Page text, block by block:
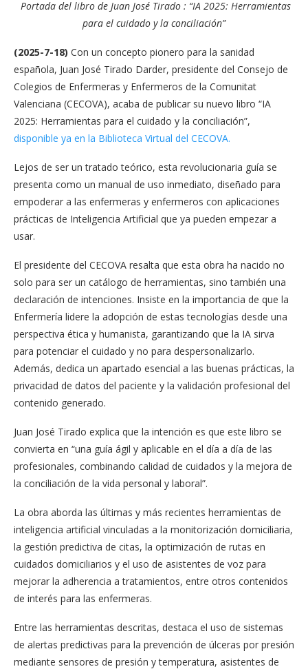
Portada del libro de Juan José Tirado : “IA 2025: Herramientas
para el cuidado y la conciliación”
(2025-7-18) Con un concepto pionero para la sanidad
española, Juan José Tirado Darder, presidente del Consejo de
Colegios de Enfermeras y Enfermeros de la Comunitat
Valenciana (CECOVA), acaba de publicar su nuevo libro “IA
2025: Herramientas para el cuidado y la conciliación”,
disponible ya en la Biblioteca Virtual del CECOVA.
Lejos de ser un tratado teórico, esta revolucionaria guía se
presenta como un manual de uso inmediato, diseñado para
empoderar a las enfermeras y enfermeros con aplicaciones
prácticas de Inteligencia Artificial que ya pueden empezar a
usar.
El presidente del CECOVA resalta que esta obra ha nacido no
solo para ser un catálogo de herramientas, sino también una
declaración de intenciones. Insiste en la importancia de que la
Enfermería lidere la adopción de estas tecnologías desde una
perspectiva ética y humanista, garantizando que la IA sirva
para potenciar el cuidado y no para despersonalizarlo.
Además, dedica un apartado esencial a las buenas prácticas, la
privacidad de datos del paciente y la validación profesional del
contenido generado.
Juan José Tirado explica que la intención es que este libro se
convierta en “una guía ágil y aplicable en el día a día de las
profesionales, combinando calidad de cuidados y la mejora de
la conciliación de la vida personal y laboral”.
La obra aborda las últimas y más recientes herramientas de
inteligencia artificial vinculadas a la monitorización domiciliaria,
la gestión predictiva de citas, la optimización de rutas en
cuidados domiciliarios y el uso de asistentes de voz para
mejorar la adherencia a tratamientos, entre otros contenidos
de interés para las enfermeras.
Entre las herramientas descritas, destaca el uso de sistemas
de alertas predictivas para la prevención de úlceras por presión
mediante sensores de presión y temperatura, asistentes de